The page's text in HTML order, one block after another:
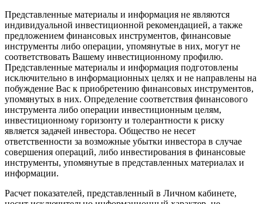
Представленные материалы и информация не являются
индивидуальной инвестиционной рекомендацией, а также
предложением финансовых инструментов, финансовые
инструменты либо операции, упомянутые в них, могут не
соответствовать Вашему инвестиционному профилю.
Представленные материалы и информация подготовлены
исключительно в информационных целях и не направлены на
побуждение Вас к приобретению финансовых инструментов,
упомянутых в них. Определение соответствия финансового
инструмента либо операции инвестиционным целям,
инвестиционному горизонту и толерантности к риску
является задачей инвестора. Общество не несет
ответственности за возможные убытки инвестора в случае
совершения операций, либо инвестирования в финансовые
инструменты, упомянутые в представленных материалах и
информации.
Расчет показателей, представленный в Личном кабинете,